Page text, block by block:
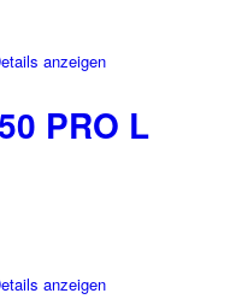
anzeigen
PRO L
anzeigen